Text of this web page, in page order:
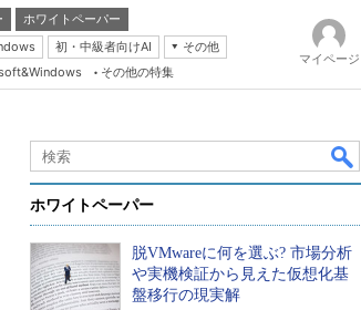
ホワイトペーパー
初・中級者向けAI
その他
Storage
Expert
その他の特集
マイページ
ホワイトペーパー
脱VMwareに何を選ぶ? 市場分析
や実機検証から見えた仮想化基
盤移行の現実解